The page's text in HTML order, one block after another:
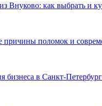
Внуково: как выбрать и
причины поломок и
в Санкт-